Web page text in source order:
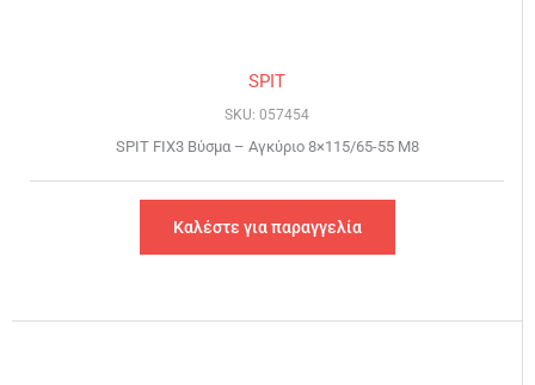
SPIT
SKU: 057454
SPIT FIX3 Βύσμα – Αγκύριο 8×115/65-55 Μ8
Καλέστε για παραγγελία